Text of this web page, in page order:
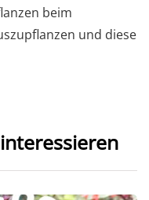
beim
und diese